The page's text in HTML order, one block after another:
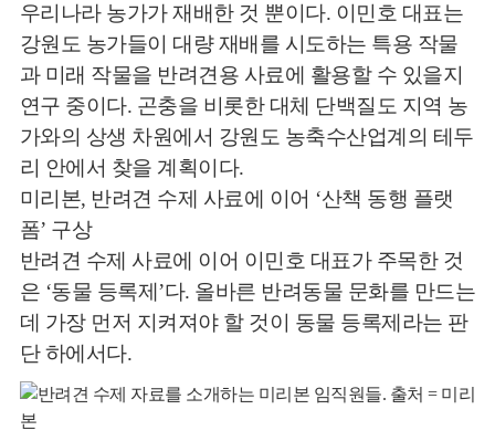
우리나라 농가가 재배한 것 뿐이다. 이민호 대표는
강원도 농가들이 대량 재배를 시도하는 특용 작물
과 미래 작물을 반려견용 사료에 활용할 수 있을지
연구 중이다. 곤충을 비롯한 대체 단백질도 지역 농
가와의 상생 차원에서 강원도 농축수산업계의 테두
리 안에서 찾을 계획이다.
미리본, 반려견 수제 사료에 이어 ‘산책 동행 플랫
폼’ 구상
반려견 수제 사료에 이어 이민호 대표가 주목한 것
은 ‘동물 등록제’다. 올바른 반려동물 문화를 만드는
데 가장 먼저 지켜져야 할 것이 동물 등록제라는 판
단 하에서다.